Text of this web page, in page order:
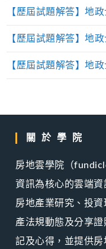
【歷屆試題解答】地
【歷屆試題解答】地
【歷屆試題解答】地
關於學院
房地雲學院（
資訊為核心的雲端資
房地產業研究、投
產法規動態及分享
記及心得，並提供